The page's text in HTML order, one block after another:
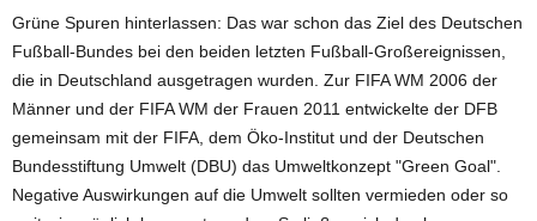
Grüne Spuren hinterlassen: Das war schon das Ziel des Deutschen
Fußball-Bundes bei den beiden letzten Fußball-Großereignissen,
die in Deutschland ausgetragen wurden. Zur FIFA WM 2006 der
Männer und der FIFA WM der Frauen 2011 entwickelte der DFB
gemeinsam mit der FIFA, dem Öko-Institut und der Deutschen
Bundesstiftung Umwelt (DBU) das Umweltkonzept "Green Goal".
Negative Auswirkungen auf die Umwelt sollten vermieden oder so